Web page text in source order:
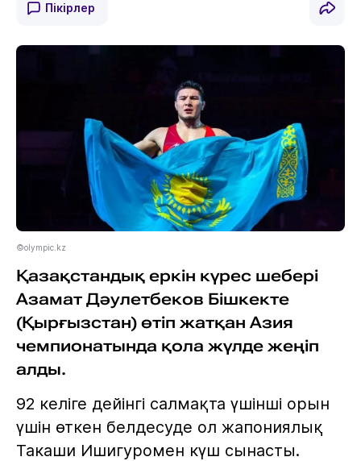
Пікірлер
©olympic.kz
Қазақстандық еркін күрес шебері
Азамат Дәулетбеков Бішкекте
(Қырғызстан) өтіп жатқан Азия
чемпионатында қола жүлде жеңіп
алды.
92 келіге дейінгі салмақта үшінші орын
үшін өткен белдесуде ол жапониялық
Такаши Ишигуромен күш сынасты.